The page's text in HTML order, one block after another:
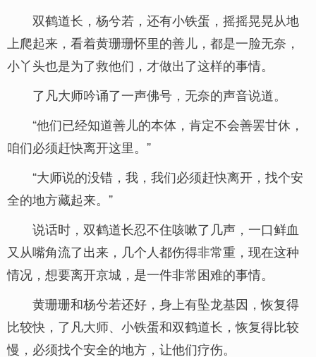
双鹤道长，杨兮若，还有小铁蛋，摇摇晃晃从地
上爬起来，看着黄珊珊怀里的善儿，都是一脸无奈，
小丫头也是为了救他们，才做出了这样的事情。
了凡大师吟诵了一声佛号，无奈的声音说道。
“他们已经知道善儿的本体，肯定不会善罢甘休，
咱们必须赶快离开这里。”
“大师说的没错，我，我们必须赶快离开，找个安
全的地方藏起来。”
说话时，双鹤道长忍不住咳嗽了几声，一口鲜血
又从嘴角流了出来，几个人都伤得非常重，现在这种
情况，想要离开京城，是一件非常困难的事情。
黄珊珊和杨兮若还好，身上有坠龙基因，恢复得
比较快，了凡大师、小铁蛋和双鹤道长，恢复得比较
慢，必须找个安全的地方，让他们疗伤。